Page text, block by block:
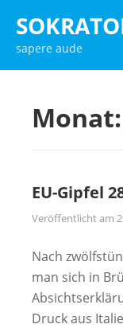
Inhalt
springen
sapere aude
Monat:
EU-Gipfel
Veröffentlicht am
Nach
man sich in
Druck aus